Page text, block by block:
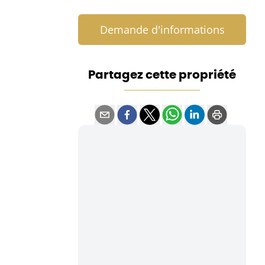
Demande d'informations
Partagez cette propriété